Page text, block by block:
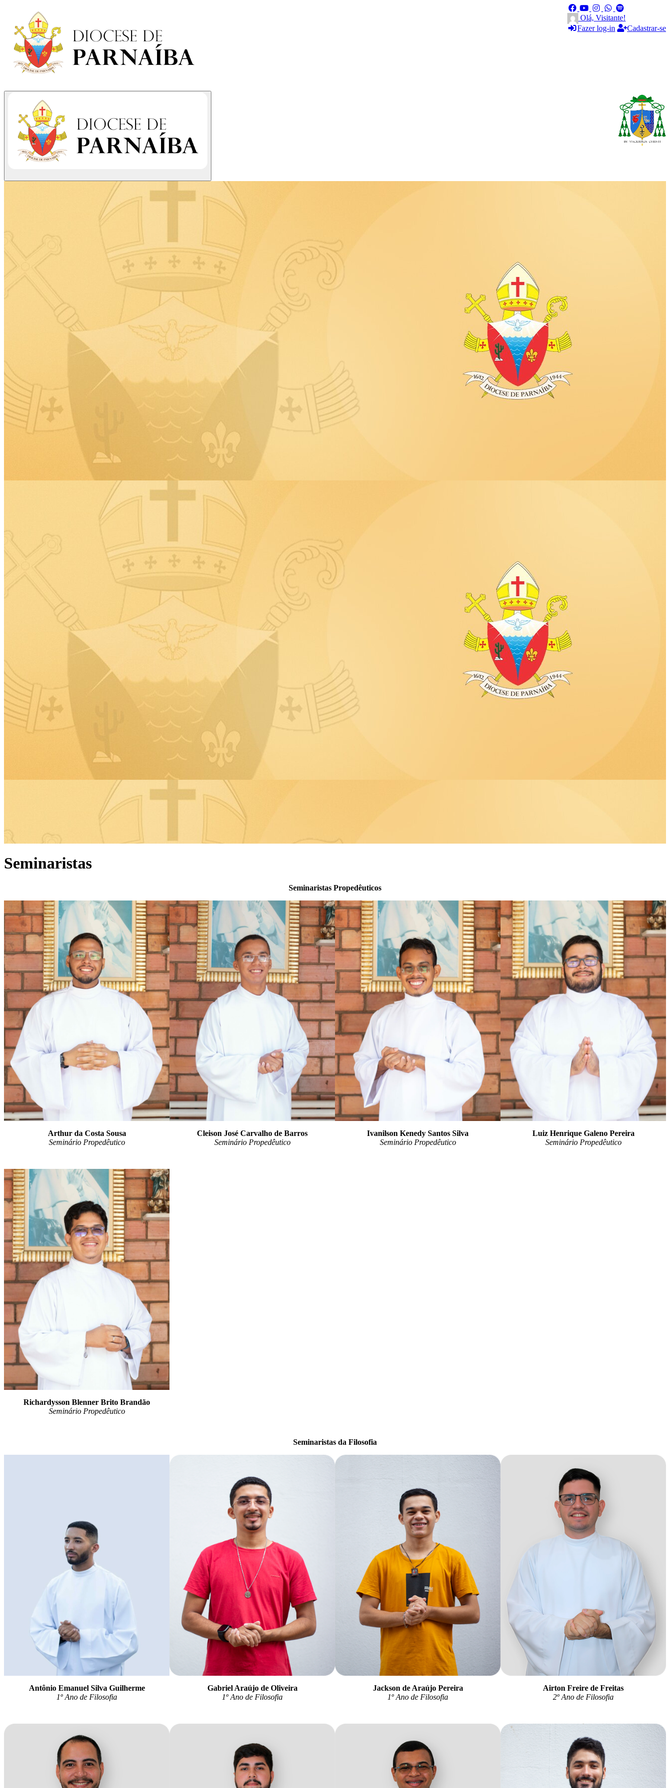
Olá, Visitante!
Fazer log-in
Cadastrar-se
Seminaristas
Seminaristas Propedêuticos
Arthur da Costa Sousa
Seminário Propedêutico
Cleison José Carvalho de Barros
Seminário Propedêutico
Ivanilson Kenedy Santos Silva
Seminário Propedêutico
Luiz Henrique Galeno Pereira
Seminário Propedêutico
Richardysson Blenner Brito Brandão
Seminário Propedêutico
Seminaristas da Filosofia
Antônio Emanuel Silva Guilherme
1º Ano de Filosofia
Gabriel Araújo de Oliveira
1º Ano de Filosofia
Jackson de Araújo Pereira
1º Ano de Filosofia
Airton Freire de Freitas
2º Ano de Filosofia